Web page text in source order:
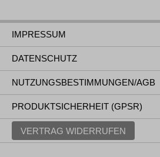
IMPRESSUM
DATENSCHUTZ
NUTZUNGSBESTIMMUNGEN/AGB
PRODUKTSICHERHEIT (GPSR)
VERTRAG WIDERRUFEN